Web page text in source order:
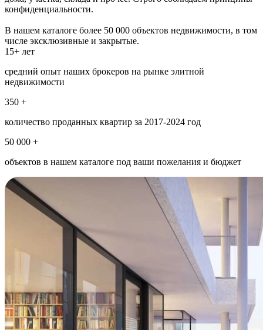
конфиденциальности.
В нашем каталоге более 50 000 объектов недвижимости, в том
числе эксклюзивные и закрытые.
15+ лет
средний опыт наших брокеров на рынке элитной
недвижимости
350 +
количество проданных квартир за 2017-2024 год
50 000 +
объектов в нашем каталоге под ваши пожелания и бюджет